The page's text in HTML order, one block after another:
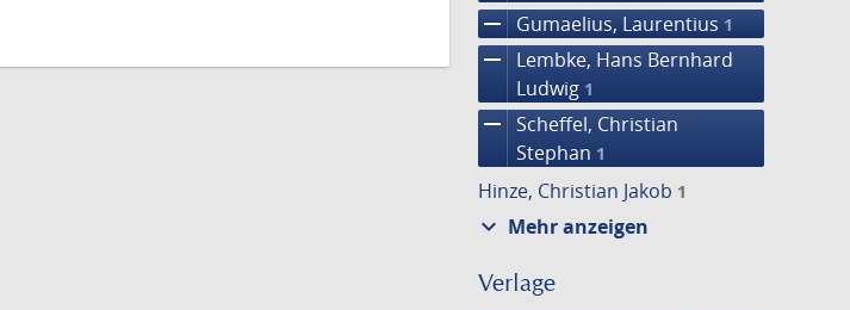
remove Gumaelius, Laurentius 1
remove
Lembke, Hans Bernhard
Ludwig 1
remove
Scheffel, Christian
Stephan 1
Hinze, Christian Jakob 1
expand_more Mehr anzeigen
Verlage